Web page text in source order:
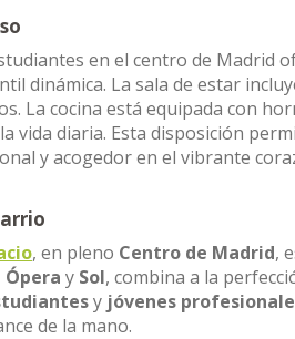
en el centro de Madrid
dinámica. La sala de estar
La cocina está equipada con
vida diaria. Esta disposición
y acogedor en el vibrante
, en pleno Centro de Madrid,
Ópera y Sol, combina a la
y jóvenes
de la mano.